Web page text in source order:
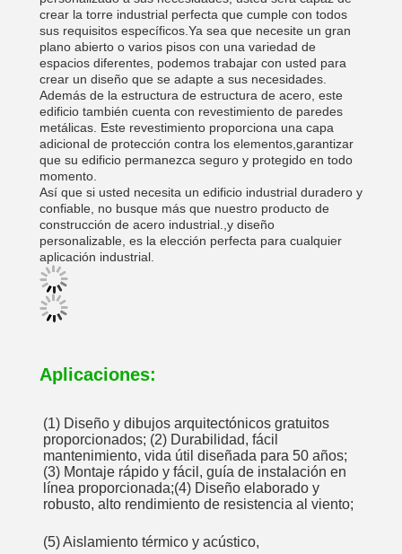
crear la torre industrial perfecta que cumple con todos
sus requisitos específicos.Ya sea que necesite un gran
plano abierto o varios pisos con una variedad de
espacios diferentes, podemos trabajar con usted para
crear un diseño que se adapte a sus necesidades.
Además de la estructura de estructura de acero, este
edificio también cuenta con revestimiento de paredes
metálicas. Este revestimiento proporciona una capa
adicional de protección contra los elementos,garantizar
que su edificio permanezca seguro y protegido en todo
momento.
Así que si usted necesita un edificio industrial duradero y
confiable, no busque más que nuestro producto de
construcción de acero industrial.,y diseño
personalizable, es la elección perfecta para cualquier
aplicación industrial.
Aplicaciones:
(1) Diseño y dibujos arquitectónicos gratuitos
proporcionados; (2) Durabilidad, fácil
mantenimiento, vida útil diseñada para 50 años;
(3) Montaje rápido y fácil, guía de instalación en
línea proporcionada;(4) Diseño elaborado y
robusto, alto rendimiento de resistencia al viento;
(5) Aislamiento térmico y acústico,